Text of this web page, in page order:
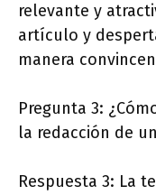
relevante y
artículo y
manera
Pregunta 3:
la redacción de
Respuesta 3: La